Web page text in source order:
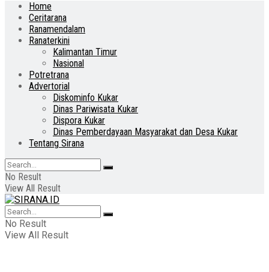
Home
Ceritarana
Ranamendalam
Ranaterkini
Kalimantan Timur
Nasional
Potretrana
Advertorial
Diskominfo Kukar
Dinas Pariwisata Kukar
Dispora Kukar
Dinas Pemberdayaan Masyarakat dan Desa Kukar
Tentang Sirana
No Result
View All Result
No Result
View All Result